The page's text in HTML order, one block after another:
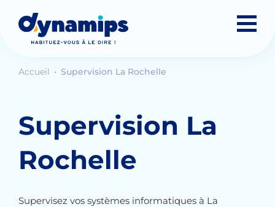
Accueil Supervision La Rochelle
Supervision La
Rochelle
Supervisez vos systèmes informatiques à La